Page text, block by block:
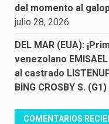
del momento al
julio 28, 2026
DEL MAR (EUA):
venezolano
al castrado
BING CROSBY S. (G1)
COMENTARIOS